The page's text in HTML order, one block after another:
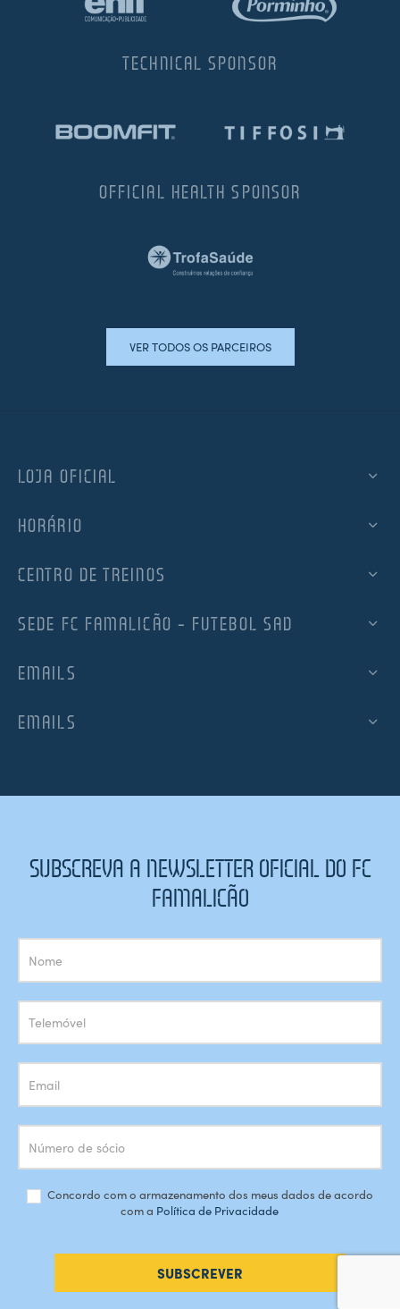
TECHNICAL SPONSOR
OFFICIAL HEALTH SPONSOR
VER TODOS OS PARCEIROS
LOJA OFICIAL
HORÁRIO
CENTRO DE TREINOS
SEDE FC FAMALICÃO – FUTEBOL SAD
EMAILS
EMAILS
SUBSCREVA A NEWSLETTER OFICIAL DO FC
FAMALICÃO
Subscrição
Newsletter
Concordo com o armazenamento dos meus dados de acordo
com a Política de Privacidade
SUBSCREVER